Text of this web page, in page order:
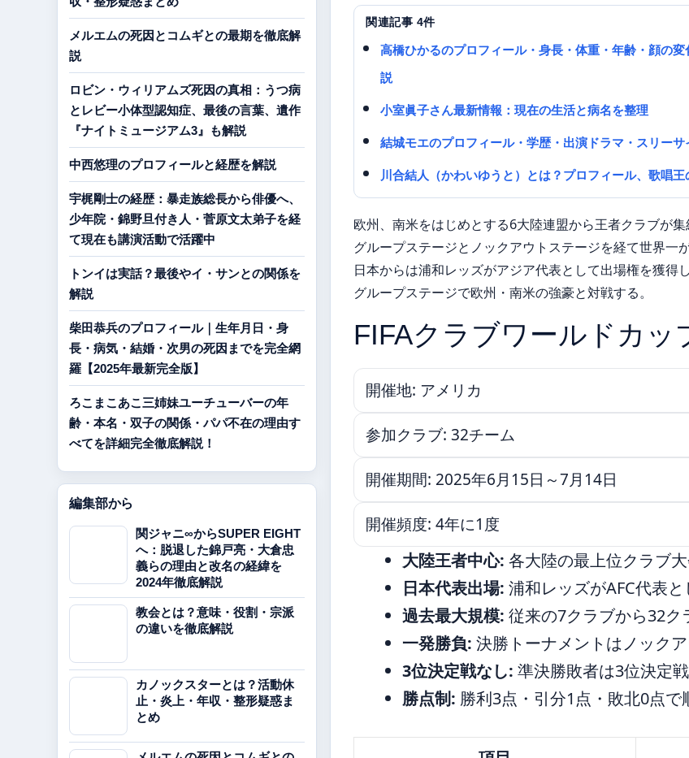
関連記事 4件
高橋ひかるのプロフィール・身長・体重・年齢・顔の
説
小室眞子さん最新情報：現在の生活と病名を整理
結城モエのプロフィール・学歴・出演ドラマ・スリーサ
川合結人（かわいゆうと）とは？プロフィール、歌唱
欧州、南米をはじめとする6大陸連盟から王者クラブが集
グループステージとノックアウトステージを経て世界一が
日本からは浦和レッズがアジア代表として出場権を獲得し
グループステージで欧州・南米の強豪と対戦する。
FIFAクラブワールドカッ
開催地: アメリカ
参加クラブ: 32チーム
開催期間: 2025年6月15日～7月14日
開催頻度: 4年に1度
大陸王者中心: 各大陸の最上位クラブ
日本代表出場: 浦和レッズがAFC代表
過去最大規模: 従来の7クラブから32ク
一発勝負: 決勝トーナメントはノック
3位決定戦なし: 準決勝敗者は3位決定
勝点制: 勝利3点・引分1点・敗北0点で
メルエムの死因とコムギとの最期を徹底解
説
ロビン・ウィリアムズ死因の真相：うつ病
とレビー小体型認知症、最後の言葉、遺作
『ナイトミュージアム3』も解説
中西悠理のプロフィールと経歴を解説
宇梶剛士の経歴：暴走族総長から俳優へ、
少年院・錦野旦付き人・菅原文太弟子を経
て現在も講演活動で活躍中
トンイは実話？最後やイ・サンとの関係を
解説
柴田恭兵のプロフィール｜生年月日・身
長・病気・結婚・次男の死因までを完全網
羅【2025年最新完全版】
ろこまこあこ三姉妹ユーチューバーの年
齢・本名・双子の関係・パパ不在の理由す
べてを詳細完全徹底解説！
編集部から
関ジャニ∞からSUPER EIGHT
へ：脱退した錦戸亮・大倉忠
義らの理由と改名の経緯を
2024年徹底解説
教会とは？意味・役割・宗派
の違いを徹底解説
カノックスターとは？活動休
止・炎上・年収・整形疑惑ま
とめ